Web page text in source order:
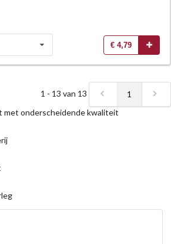
€ 4,79
1 - 13 van 13
1
met onderscheidende kwaliteit